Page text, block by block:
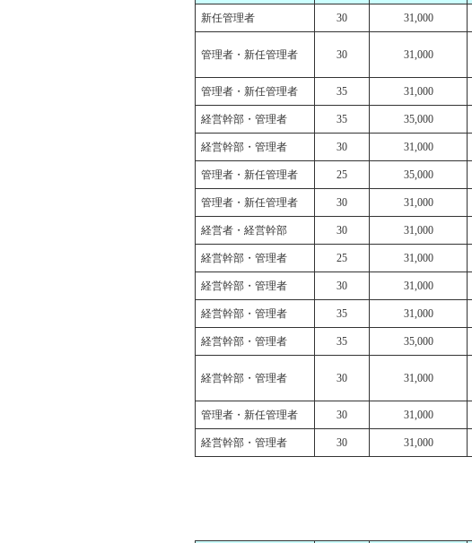
新任管理者
30 31,000
管理者・新任管理者 30 31,000
管理者・新任管理者 35 31,000
経営幹部・管理者 35 35,000
経営幹部・管理者 30 31,000
管理者・新任管理者 25 35,000
管理者・新任管理者 30 31,000
経営者・経営幹部 30 31,000
経営幹部・管理者 25 31,000
経営幹部・管理者 30 31,000
経営幹部・管理者 35 31,000
経営幹部・管理者 35 35,000
経営幹部・管理者 30 31,000
管理者・新任管理者 30 31,000
経営幹部・管理者 30 31,000